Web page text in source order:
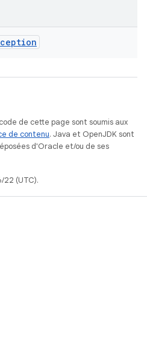
de cette page sont soumis aux
de contenu. Java et OpenJDK sont
d'Oracle et/ou de ses
22 (UTC).